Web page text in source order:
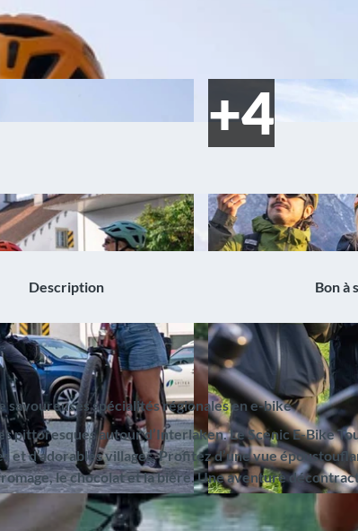
© Interlaken Tourismus, Outdoor
Description Bon à
spécialités régionales en e-bike
autour d’Interlaken. Le Scenic E-Bike
d’adorables villages. Profitez d’une vue
le chocolat et la bière. Une aventure